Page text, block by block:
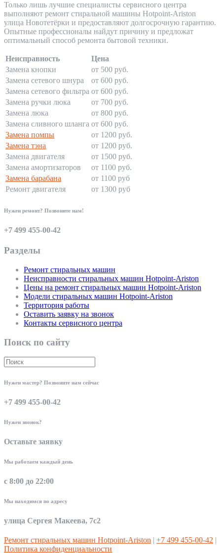
Только лишь лучшие специалисты сервисного центра
выполняют ремонт стиральной машины Hotpoint-Ariston
улица Новотетёрки и предоставляют долгосрочную гарантию.
Опытные профессионалы найдут причину и предложат
оптимальный способ ремонта бытовой техники.
Неисправность
Цена
Замена кнопки
от 500 руб.
Замена сетевого шнура
от 600 руб.
Замена сетевого фильтра от 600 руб.
Замена ручки люка
от 700 руб.
Замена люка
от 800 руб.
Замена сливного шланга от 600 руб.
Замена помпы
от 1200 руб.
Замена тэна
от 1200 руб.
Замена двигателя
от 1500 руб.
Замена амортизаторов
от 1100 руб.
Замена барабана
от 1100 руб
Ремонт двигателя
от 1300 руб
Нужен ремонт? Позвоните нам!
+7 499 455-00-42
Разделы
Ремонт стиральных машин
Неисправности стиральных машин Hotpoint-Ariston
Цены на ремонт стиральных машин Hotpoint-Ariston
Модели стиральных машин Hotpoint-Ariston
Территория работы
Оставить заявку на звонок
Контакты сервисного центра
Поиск по сайту
Нужен мастер? Позвоните нам сейчас
+7 499 455-00-42
Нужен звонок?
Оставьте заявку
Мы работаем каждый день
с 8:00 до 22:00
Мы находимся по адресу
улица Сергея Макеева, 7с2
Ремонт стиральных машин Hotpoint-Ariston | +7 499 455-00-42 |
Политика конфиденциальности